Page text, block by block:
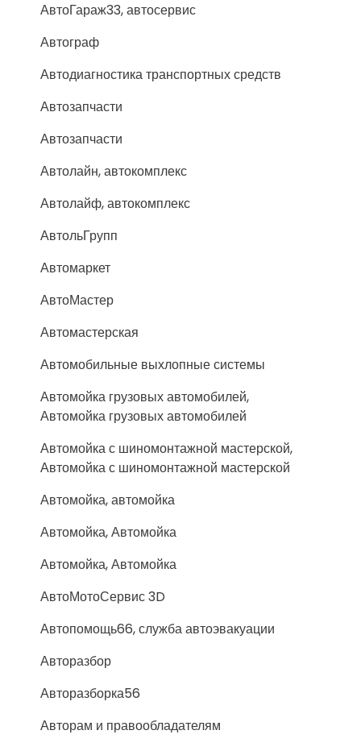
АвтоГараж33, автосервис
Автограф
Автодиагностика транспортных средств
Автозапчасти
Автозапчасти
Автолайн, автокомплекс
Автолайф, автокомплекс
АвтольГрупп
Автомаркет
АвтоМастер
Автомастерская
Автомобильные выхлопные системы
Автомойка грузовых автомобилей,
Автомойка грузовых автомобилей
Автомойка с шиномонтажной мастерской,
Автомойка с шиномонтажной мастерской
Автомойка, автомойка
Автомойка, Автомойка
Автомойка, Автомойка
АвтоМотоСервис 3D
Автопомощь66, служба автоэвакуации
Авторазбор
Авторазборка56
Авторам и правообладателям